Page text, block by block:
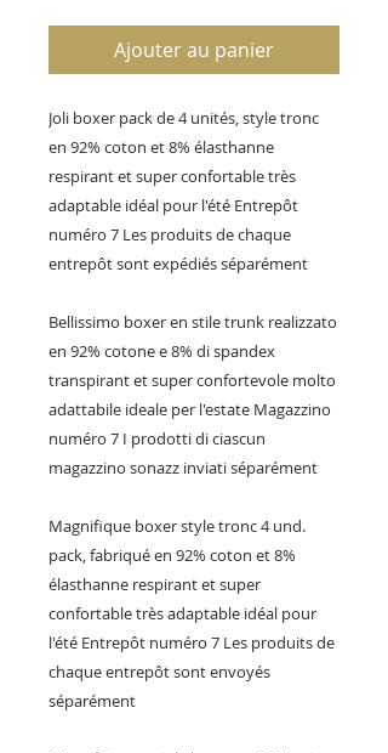
Ajouter au panier
Joli boxer pack de 4 unités, style tronc
en 92% coton et 8% élasthanne
respirant et super confortable très
adaptable idéal pour l'été Entrepôt
numéro 7 Les produits de chaque
entrepôt sont expédiés séparément
Bellissimo boxer en stile trunk realizzato
en 92% cotone e 8% di spandex
transpirant et super confortevole molto
adattabile ideale per l'estate Magazzino
numéro 7 I prodotti di ciascun
magazzino sonazz inviati séparément
Magnifique boxer style tronc 4 und.
pack, fabriqué en 92% coton et 8%
élasthanne respirant et super
confortable très adaptable idéal pour
l'été Entrepôt numéro 7 Les produits de
chaque entrepôt sont envoyés
séparément